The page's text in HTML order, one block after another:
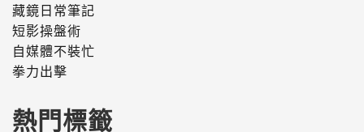
藏鏡日常筆記
短影操盤術
自媒體不裝忙
拳力出擊
熱門標籤